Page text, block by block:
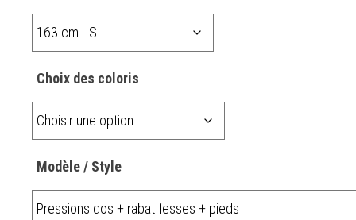
Choix des coloris
Modèle / Style